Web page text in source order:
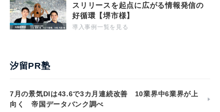
スリリースを起点に広がる情報発信の
好循環【堺市様】
導入事例一覧を見る
汐留PR塾
7月の景気DIは43.6で3カ月連続改善 10業界中6業界が上
向く 帝国データバンク調べ